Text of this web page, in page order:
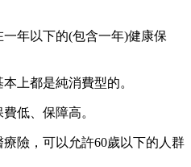
年以下的(包含一年)健康保
上都是純消費型的。
低、保障高。
險，可以允許60歲以下的人群